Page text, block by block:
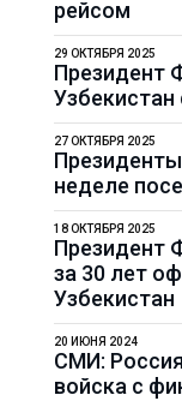
рейсом
Президент
29 ОКТЯБРЯ 2025
неделе
27 ОКТЯБРЯ 2025
Президент
за 30 лет
Узбекистан
18 ОКТЯБРЯ 2025
СМИ:
войска с
20 ИЮНЯ 2024